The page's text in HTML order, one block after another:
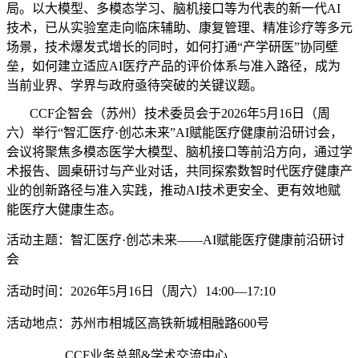
局。以大模型、多模态学习、脑机接口等为代表的新一代AI
技术，已从实验室走向临床辅助、康复管理、精准诊疗等多元
场景，技术爆发式增长的同时，如何打通“产学研医”协同壁
垒，如何建立适应AI医疗产品的评价体系与准入路径，成为
当前业界、学界与政府亟待突破的关键议题。
CCF企智会（苏州）技术委员会于2026年5月16日（周
六）举行“智汇医疗·创芯未来”AI赋能医疗健康前沿研讨会，
会议将聚焦多模态医学大模型、脑机接口等前沿方向，通过学
术报告、圆桌研讨与产业对话，共同探索数智时代医疗健康产
业的创新路径与准入实践，推动AI技术更安全、更有效地赋
能医疗大健康生态。
活动主题：智汇医疗·创芯未来——AI赋能医疗健康前沿研讨
会
活动时间：2026年5月16日（周六）14:00—17:10
活动地点：苏州市相城区高铁新城相融路600号
CCF业务总部&学术交流中心